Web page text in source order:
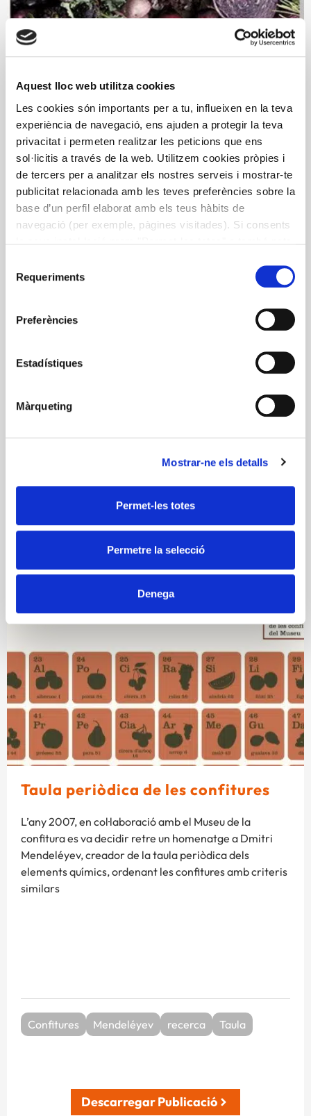
Aquest lloc web utilitza cookies
Les cookies són importants per a tu, influeixen en la teva
experiència de navegació, ens ajuden a protegir la teva
privacitat i permeten realitzar les peticions que ens
sol·licitis a través de la web. Utilitzem cookies pròpies i
de tercers per a analitzar els nostres serveis i mostrar-te
publicitat relacionada amb les teves preferències sobre la
base d’un perfil elaborat amb els teus hàbits de
navegació (per exemple, pàgines visitades). Si consents
informació a la nostra
Requeriments
Preferències
Estadístiques
Màrqueting
Mostrar-ne els detalls
Permet-les totes
Permetre la selecció
Denega
La guia de Lékué
10 anys d’experiència cuinant per a tots els gustos. Nou
llibre realitzat per a Lékué centrat en els ingredients i
l’estoig de vapor.
recerca
Taula periòdica de les confitures
L’any 2007, en col·laboració amb el Museu de la
confitura es va decidir retre un homenatge a Dmitri
Mendeléyev, creador de la taula periòdica dels
elements químics, ordenant les confitures amb criteris
similars
Confitures Mendeléyev recerca Taula
Descarregar Publicació